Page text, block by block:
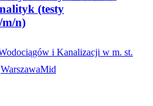
(testy
m/n)
i Kanalizacji w m. st.
WarszawaMid